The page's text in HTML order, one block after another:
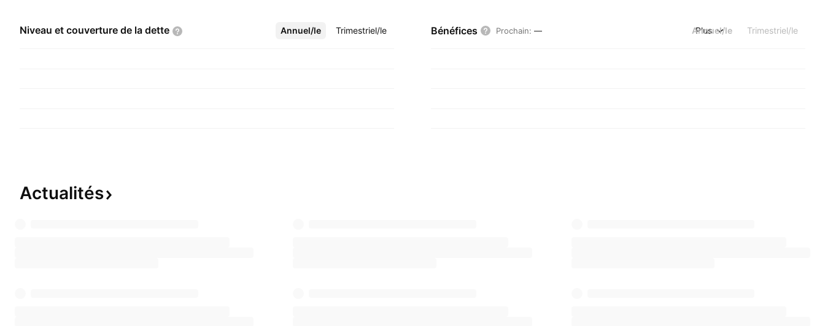
Niveau et couverture de la dette Annuel/le Trimestriel/le
Plus Bénéfices Prochain: — Annuel/le Trimestriel/le
Plus
Actualités